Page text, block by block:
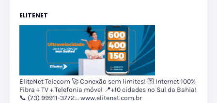
ELITENET
EliteNet Telecom 🚀 Conexão sem limites! 🛜 Internet 100%
Fibra + TV + Telefonia móvel 📍+10 cidades no Sul da Bahia!
📞 (73) 99911-3772... www.elitenet.com.br